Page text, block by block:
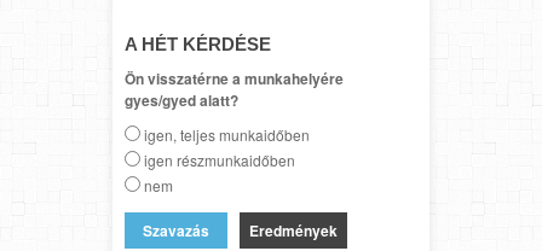
A HÉT KÉRDÉSE
Ön visszatérne a munkahelyére
gyes/gyed alatt?
igen, teljes munkaidőben
igen részmunkaidőben
nem
Eredmények